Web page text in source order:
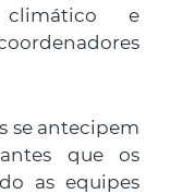
climático e
se antecipem
que os
as equipes